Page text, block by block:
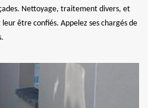
Nettoyage, traitement divers, et
être confiés. Appelez ses chargés de